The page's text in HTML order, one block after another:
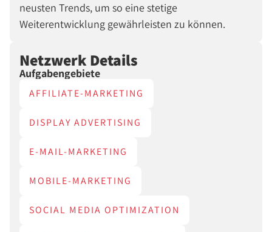
neusten Trends, um so eine stetige
Weiterentwicklung gewährleisten zu können.
Netzwerk Details
Aufgabengebiete
AFFILIATE-MARKETING
DISPLAY ADVERTISING
E-MAIL-MARKETING
MOBILE-MARKETING
SOCIAL MEDIA OPTIMIZATION